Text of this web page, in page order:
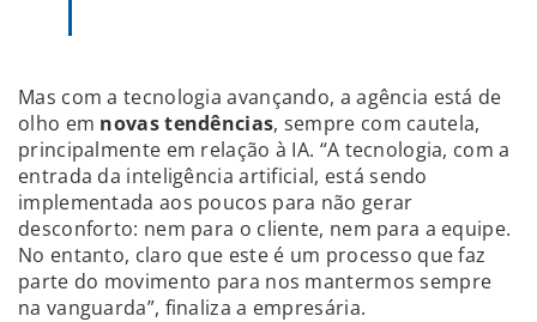
Mas com a tecnologia avançando, a agência está de
olho em novas tendências, sempre com cautela,
principalmente em relação à IA. “A tecnologia, com a
entrada da inteligência artificial, está sendo
implementada aos poucos para não gerar
desconforto: nem para o cliente, nem para a equipe.
No entanto, claro que este é um processo que faz
parte do movimento para nos mantermos sempre
na vanguarda”, finaliza a empresária.